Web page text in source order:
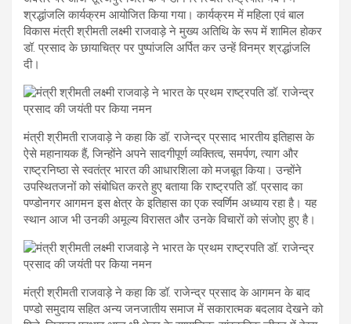
श्रद्धांजलि कार्यक्रम आयोजित किया गया। कार्यक्रम में महिला एवं बाल
विकास मंत्री श्रीमती लक्ष्मी राजवाड़े ने मुख्य अतिथि के रूप में शामिल होकर
डॉ. प्रसाद के छायाचित्र पर पुष्पांजलि अर्पित कर उन्हें विनम्र श्रद्धांजलि
दी।
मंत्री श्रीमती राजवाड़े ने कहा कि डॉ. राजेन्द्र प्रसाद भारतीय इतिहास के
ऐसे महानायक हैं, जिन्होंने अपने सादगीपूर्ण व्यक्तित्व, समर्पण, त्याग और
राष्ट्रनिष्ठा से स्वतंत्र भारत की आधारशिला को मजबूत किया। उन्होंने
उपस्थितजनों को संबोधित करते हुए बताया कि राष्ट्रपति डॉ. प्रसाद का
पण्डोनगर आगमन इस क्षेत्र के इतिहास का एक स्वर्णिम अध्याय रहा है। यह
स्थान आज भी उनकी अमूल्य विरासत और उनके विचारों को संजोए हुए है।
मंत्री श्रीमती राजवाड़े ने कहा कि डॉ. राजेन्द्र प्रसाद के आगमन के बाद
पण्डो समुदाय सहित अन्य जनजातीय समाज में सकारात्मक बदलाव देखने को